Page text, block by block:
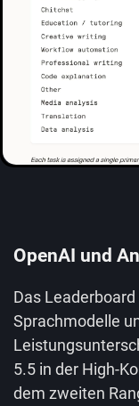
OpenAI und
Das
Sprachmodelle
5.5 in der High-
dem zweiten